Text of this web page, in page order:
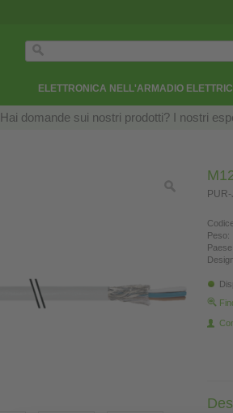
ELETTRONICA NELL'ARMADIO
Hai domande sui nostri prodotti? I nostri
Peso: